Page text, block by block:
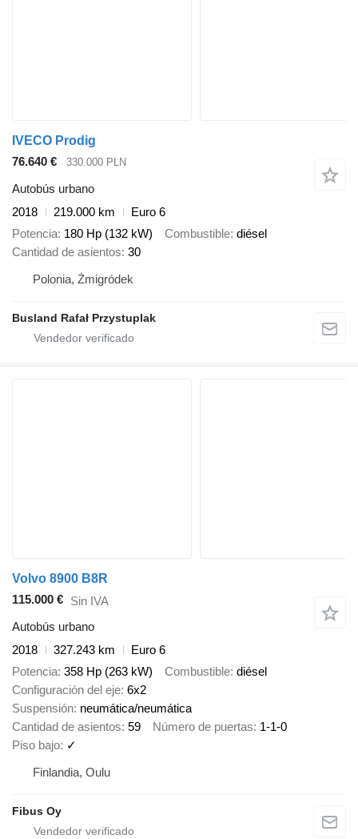
IVECO Prodig
76.640 €
330.000 PLN
Autobús urbano
2018
219.000 km
Euro 6
Potencia 180 Hp (132 kW) Combustible diésel
Cantidad de asientos 30
Polonia, Żmigródek
Busland Rafał Przystuplak
Volvo 8900 B8R
115.000 € Sin IVA
Autobús urbano
2018
327.243 km
Euro 6
Potencia 358 Hp (263 kW) Combustible diésel
Configuración del eje 6x2
Suspensión neumática/neumática
Cantidad de asientos 59 Número de puertas 1-1-0
Piso bajo ✓
Finlandia, Oulu
Fibus Oy